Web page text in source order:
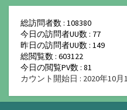
総訪問者数 : 108380
今日の訪問者UU数 : 77
昨日の訪問者UU数 : 149
総閲覧数 : 603122
今日の閲覧PV数 : 81
カウント開始日 : 2020年10月